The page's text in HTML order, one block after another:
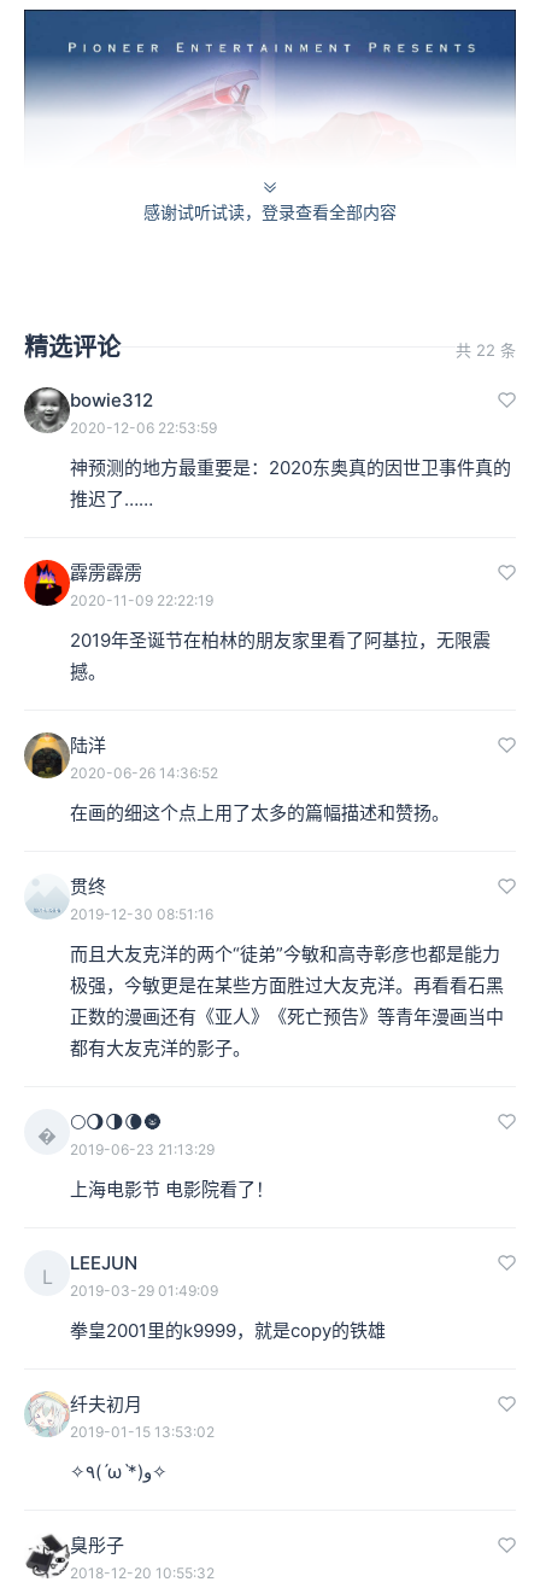
《阿基拉》（日语：AKIRA）是一部日本漫画家及动画导演大友克洋于
1988年推出的动画电影，根据原作漫画所改编，在西方世界引起广泛回
李叔：我们先来简单来说一下，为什么选择《阿基拉》作
为我们杰作系列，应该算是压轴的位置了。
3000：对。
3000：因为从日本动画电影在世界上的影响力上来讲，在
当时可能有一些作品后来又火起来，让大家觉得这是日本
日本动画魅力的作品，就是大友克洋的《阿基拉》。
这是全球观众公认的。第一次大家把日本动画封神的“那一
本集编辑：Lavie
感谢试听试读，登录查看全部内容
精选评论 共 22 条
bowie312
2020-12-06 22:53:59
神预测的地方最重要是：2020东奥真的因世卫事件真的
推迟了……
霹雳霹雳
2020-11-09 22:22:19
2019年圣诞节在柏林的朋友家里看了阿基拉，无限震
撼。
陆洋
2020-06-26 14:36:52
在画的细这个点上用了太多的篇幅描述和赞扬。
贯终
2019-12-30 08:51:16
而且大友克洋的两个“徒弟”今敏和高寺彰彦也都是能力
极强，今敏更是在某些方面胜过大友克洋。再看看石黑
正数的漫画还有《亚人》《死亡预告》等青年漫画当中
都有大友克洋的影子。

🌕🌖🌗🌘🌚
2019-06-23 21:13:29
上海电影节 电影院看了！
L
LEEJUN
2019-03-29 01:49:09
拳皇2001里的k9999，就是copy的铁雄
纤夫初月
2019-01-15 13:53:02
✧٩(ˊωˋ*)و✧
臭彤子
2018-12-20 10:55:32